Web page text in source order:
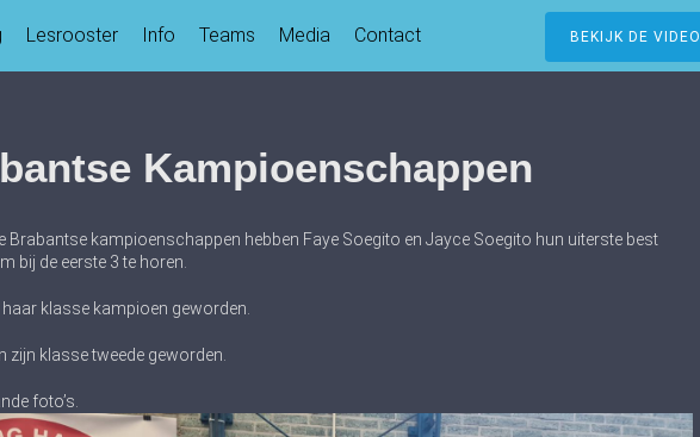
Lesrooster Info Teams Media Contact BEKIJK DE VIDEO
Kampioenschappen
Brabantse kampioenschappen hebben Faye Soegito en Jayce Soegito hun uiterste best
bij de eerste 3 te horen.
haar klasse kampioen geworden.
zijn klasse tweede geworden.
foto’s.